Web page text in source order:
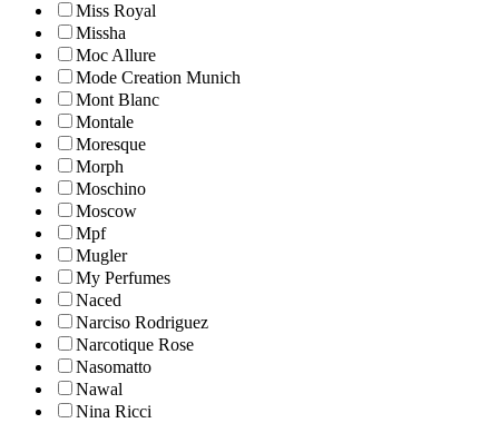
Miss Royal
Missha
Moc Allure
Mode Creation Munich
Mont Blanc
Montale
Moresque
Morph
Moschino
Moscow
Mpf
Mugler
My Perfumes
Naced
Narciso Rodriguez
Narcotique Rose
Nasomatto
Nawal
Nina Ricci